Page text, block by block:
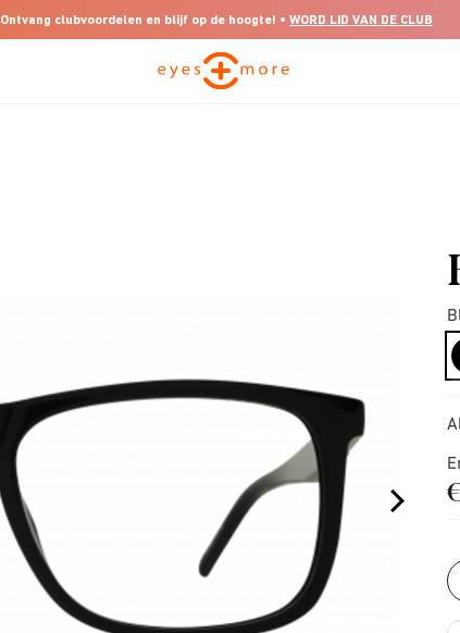
Ontvang clubvoordelen en blijf op de hoogte! • WORD LID VAN DE CLUB